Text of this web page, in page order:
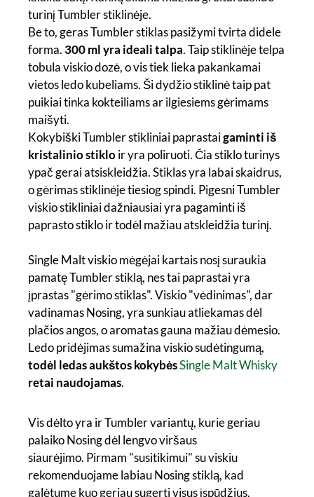
turinį Tumbler stiklinėje.
Be to, geras Tumbler stiklas pasižymi tvirta didele
forma. 300 ml yra ideali talpa. Taip stiklinėje telpa
tobula viskio dozė, o vis tiek lieka pakankamai
vietos ledo kubeliams. Ši dydžio stiklinė taip pat
puikiai tinka kokteiliams ar ilgiesiems gėrimams
maišyti.
Kokybiški Tumbler stikliniai paprastaigaminti iš
kristalinio stikloir yra poliruoti. Čia stiklo turinys
ypač gerai atsiskleidžia. Stiklas yra labai skaidrus,
o gėrimas stiklinėje tiesiog spindi. Pigesni Tumbler
viskio stikliniai dažniausiai yra pagaminti iš
paprasto stiklo ir todėl mažiau atskleidžia turinį.
Single Malt viskio mėgėjai kartais nosį suraukia
pamatę Tumbler stiklą, nes tai paprastai yra
įprastas "gėrimo stiklas". Viskio "vėdinimas", dar
vadinamas Nosing, yra sunkiau atliekamas dėl
plačios angos, o aromatas gauna mažiau dėmesio.
Ledo pridėjimas sumažina viskio sudėtingumą,
todėl ledas aukštos kokybėsSingle Malt Whisky
retai naudojamas.
Vis dėlto yra ir Tumbler variantų, kurie geriau
palaiko Nosing dėl lengvo viršaus
siaurėjimo. Pirmam "susitikimui" su viskiu
rekomenduojame labiau Nosing stiklą, kad
galėtume kuo geriau sugerti visus įspūdžius.